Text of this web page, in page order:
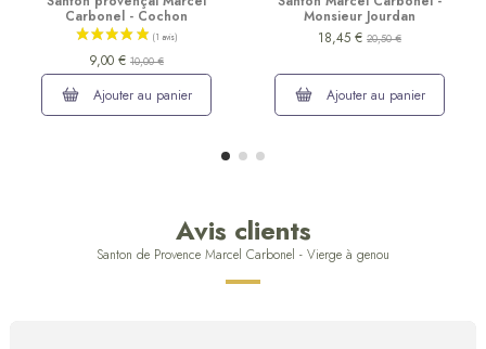
Carbonel - Cochon
9,00 € 10,00 €
Ajouter au panier
Monsieur Jourdan
18,45 € 20,50 €
Ajouter au panier
Avis clients
Santon de Provence Marcel Carbonel - Vierge à genou